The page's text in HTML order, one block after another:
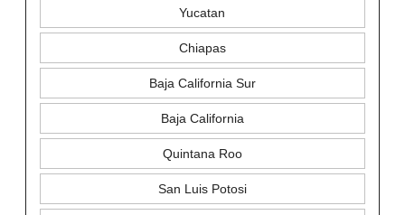
Yucatan
Chiapas
Baja California Sur
Baja California
Quintana Roo
San Luis Potosi